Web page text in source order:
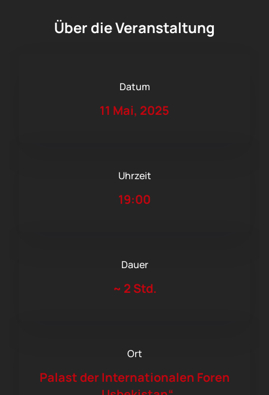
Über die Veranstaltung
Datum
11 Mai, 2025
Uhrzeit
19:00
Dauer
~ 2 Std.
Ort
Palast der Internationalen Foren